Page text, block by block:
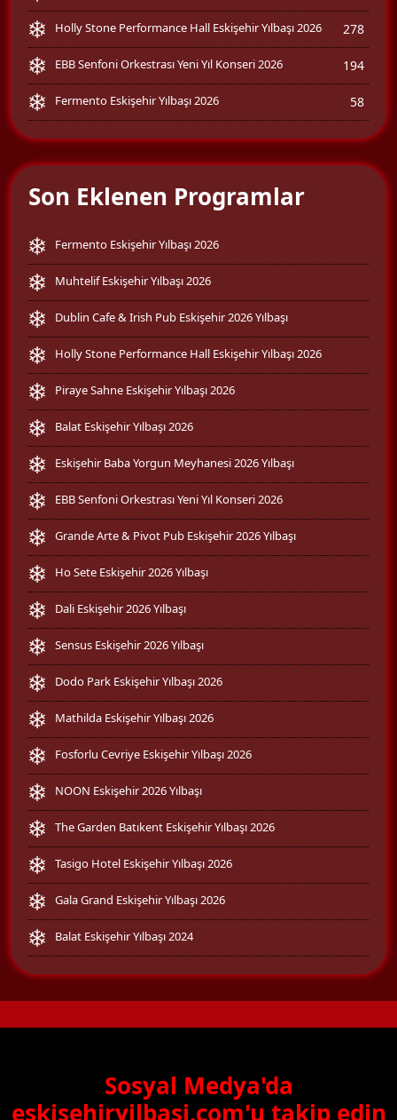
Holly Stone Performance Hall Eskişehir Yılbaşı 2026 278
EBB Senfoni Orkestrası Yeni Yıl Konseri 2026 194
Fermento Eskişehir Yılbaşı 2026 58
Son Eklenen Programlar
Fermento Eskişehir Yılbaşı 2026
Muhtelif Eskişehir Yılbaşı 2026
Dublin Cafe & Irish Pub Eskişehir 2026 Yılbaşı
Holly Stone Performance Hall Eskişehir Yılbaşı 2026
Piraye Sahne Eskişehir Yılbaşı 2026
Balat Eskişehir Yılbaşı 2026
Eskişehir Baba Yorgun Meyhanesi 2026 Yılbaşı
EBB Senfoni Orkestrası Yeni Yıl Konseri 2026
Grande Arte & Pivot Pub Eskişehir 2026 Yılbaşı
Ho Sete Eskişehir 2026 Yılbaşı
Dali Eskişehir 2026 Yılbaşı
Sensus Eskişehir 2026 Yılbaşı
Dodo Park Eskişehir Yılbaşı 2026
Mathilda Eskişehir Yılbaşı 2026
Fosforlu Cevriye Eskişehir Yılbaşı 2026
NOON Eskişehir 2026 Yılbaşı
The Garden Batıkent Eskişehir Yılbaşı 2026
Tasigo Hotel Eskişehir Yılbaşı 2026
Gala Grand Eskişehir Yılbaşı 2026
Balat Eskişehir Yılbaşı 2024
Sosyal Medya'da
eskisehiryilbasi.com'u takip edin